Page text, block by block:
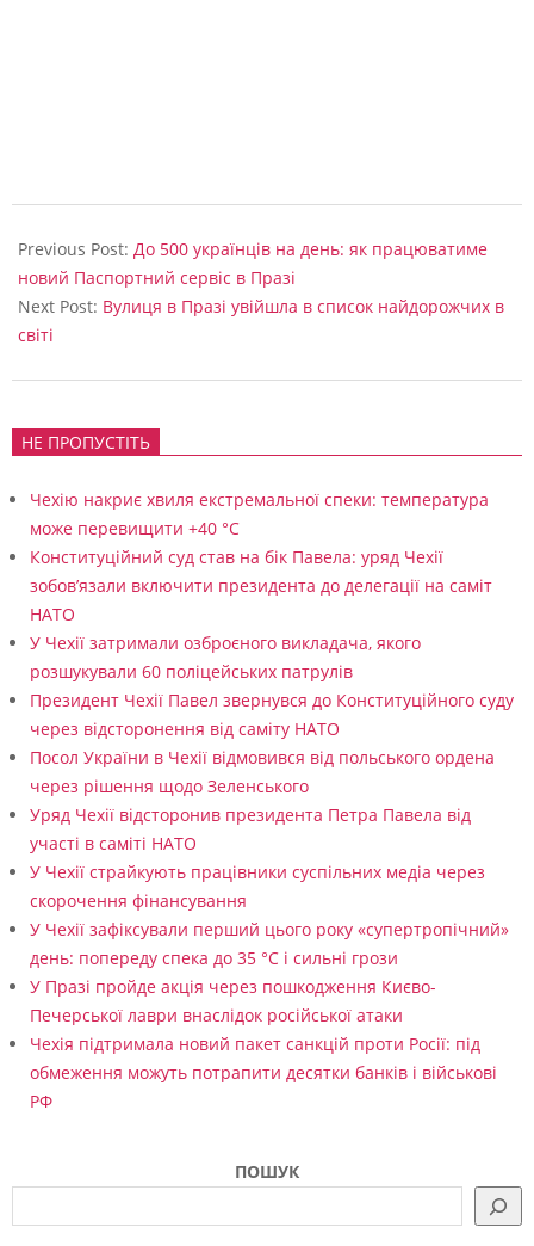
11-
20
Previous Post: До 500 українців на день: як працюватиме
новий Паспортний сервіс в Празі
Next Post: Вулиця в Празі увійшла в список найдорожчих в
світі
НЕ ПРОПУСТІТЬ
Чехію накриє хвиля екстремальної спеки: температура
може перевищити +40 °C
Конституційний суд став на бік Павела: уряд Чехії
зобов’язали включити президента до делегації на саміт
НАТО
У Чехії затримали озброєного викладача, якого
розшукували 60 поліцейських патрулів
Президент Чехії Павел звернувся до Конституційного суду
через відсторонення від саміту НАТО
Посол України в Чехії відмовився від польського ордена
через рішення щодо Зеленського
Уряд Чехії відсторонив президента Петра Павела від
участі в саміті НАТО
У Чехії страйкують працівники суспільних медіа через
скорочення фінансування
У Чехії зафіксували перший цього року «супертропічний»
день: попереду спека до 35 °C і сильні грози
У Празі пройде акція через пошкодження Києво-
Печерської лаври внаслідок російської атаки
Чехія підтримала новий пакет санкцій проти Росії: під
обмеження можуть потрапити десятки банків і військові
РФ
ПОШУК